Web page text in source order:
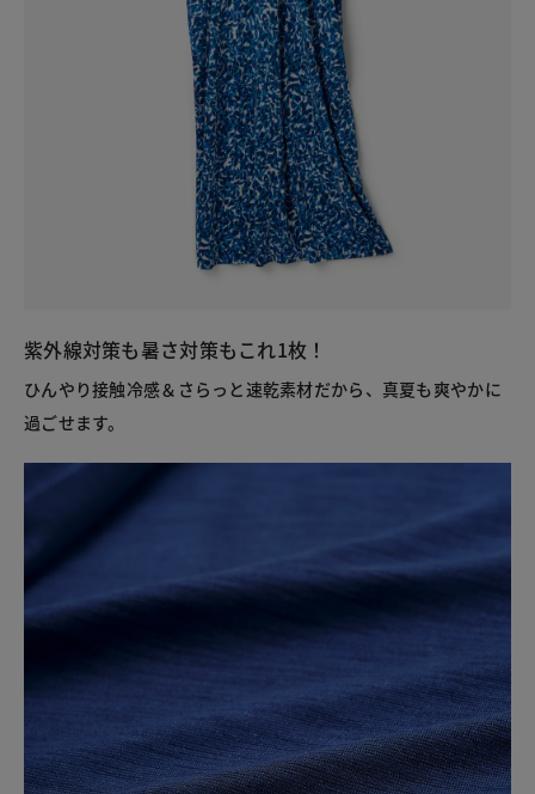
紫外線対策も暑さ対策もこれ1枚！
ひんやり接触冷感＆さらっと速乾素材だから、真夏も爽やかに
過ごせます。